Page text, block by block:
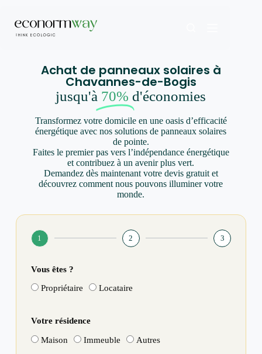
Achat de panneaux solaires à
Chavannes-de-Bogis
jusqu'à 70% d'économies
Transformez votre domicile en une oasis d’efficacité
énergétique avec nos solutions de panneaux solaires
de pointe.
Faites le premier pas vers l’indépendance énergétique
et contribuez à un avenir plus vert.
Demandez dès maintenant votre devis gratuit et
découvrez comment nous pouvons illuminer votre
monde.
1 2 3
Vous êtes ?
Propriétaire Locataire
Votre résidence
Maison Immeuble Autres